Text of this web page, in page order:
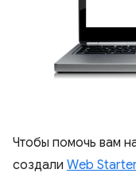
Чтобы помочь вам
создали Web